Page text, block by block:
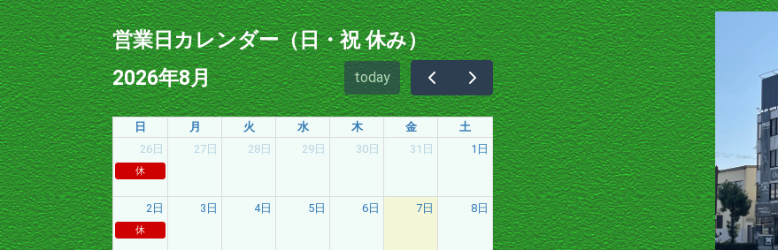
営業日カレンダー（日・祝 休み）
2026年8月
today
日 月 火 水 木 金
土
26日
休
27日 28日 29日 30日 31日 1日
2日
休
3日 4日 5日 6日 7日 8日